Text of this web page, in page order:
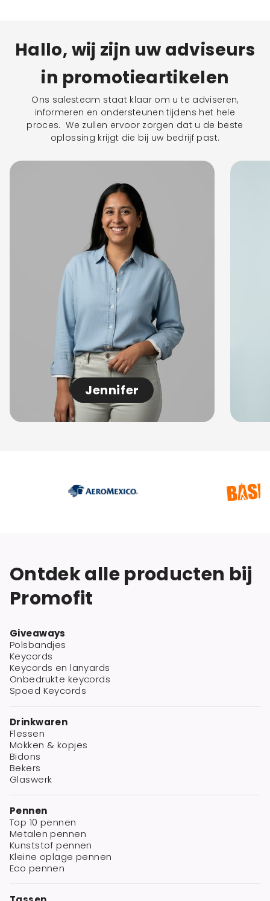
Hallo, wij zijn uw adviseurs
in promotieartikelen
Ons salesteam staat klaar om u te adviseren,
informeren en ondersteunen tijdens het hele
proces. We zullen ervoor zorgen dat u de beste
oplossing krijgt die bij uw bedrijf past.
Jennifer
Ontdek alle producten bij
Promofit
Giveaways
Polsbandjes
Keycords
Keycords en lanyards
Onbedrukte keycords
Spoed Keycords
Drinkwaren
Flessen
Mokken & kopjes
Bidons
Bekers
Glaswerk
Pennen
Top 10 pennen
Metalen pennen
Kunststof pennen
Kleine oplage pennen
Eco pennen